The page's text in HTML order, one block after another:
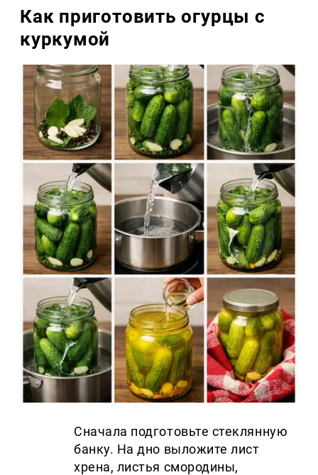
Как приготовить огурцы с
куркумой
Сначала подготовьте стеклянную
банку. На дно выложите лист
хрена, листья смородины,